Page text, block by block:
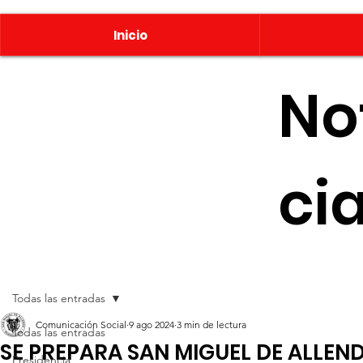
Todas las entradas
Presidencia
Todas las entradas
SE PREPARA SAN MIGUEL DE
Comunicación Social 9 ago 2024 3 min de lectura
Inicio